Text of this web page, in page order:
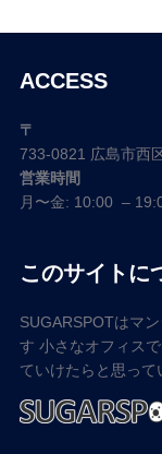
ACCESS
〒
733-0821 広島市西
営業時間
月〜金: 10:00 –
このサイトに
SUGARSPOTはマ
す 小さなオフィス
ていけたらと思って